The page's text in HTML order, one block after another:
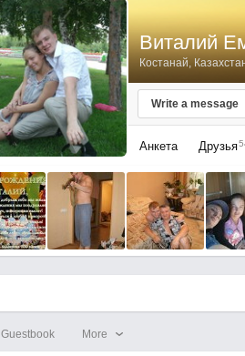
Виталий
Костанай,
Write a message
Анкета Друзья
Guestbook More